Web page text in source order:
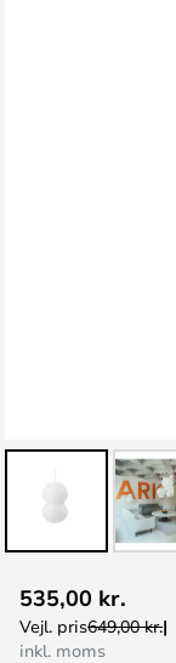
til
starten
535,00 kr.
Vejl. pris649,00 kr.
inkl. moms